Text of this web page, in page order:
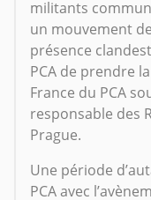
militants
un mouvement
présence
PCA de prendre
France du PCA
responsable des
Prague.
Une période
PCA avec